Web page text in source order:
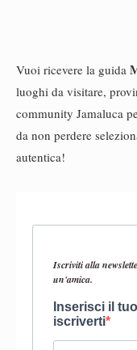
Vuoi ricevere la guida
luoghi da visitare,
community Jamaluca
da non perdere
autentica!